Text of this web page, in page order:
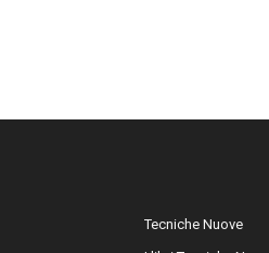
Tecniche Nuove